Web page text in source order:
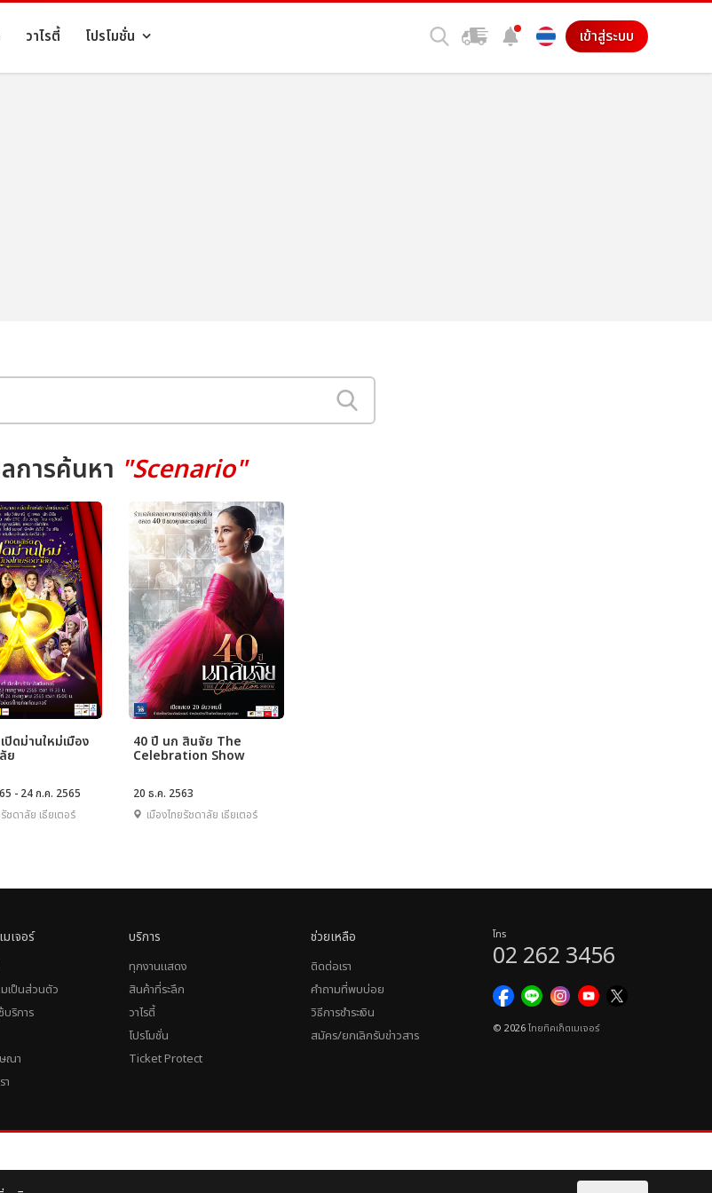
วาไรตี้ โปรโมชั่น เข้าสู่ระบบ
การค้นหา "Scenario"
ปิดม่านใหม่เมือง
ย
- 24 ก.ค. 2565
ชดาลัย เธียเตอร์
40 ปี นก สินจัย The
Celebration Show
20 ธ.ค. 2563
เมืองไทยรัชดาลัย เธียเตอร์
เจอร์
เป็นส่วนตัว
บริการ
ณา
า
บริการ
ทุกงานแสดง
สินค้าที่ระลึก
วาไรตี้
โปรโมชั่น
Ticket Protect
ช่วยเหลือ
ติดต่อเรา
คำถามที่พบบ่อย
วิธีการชำระเงิน
สมัคร/ยกเลิกรับข่าวสาร
โทร
02 262 3456
© 2026ไทยทิคเก็ตเมเจอร์